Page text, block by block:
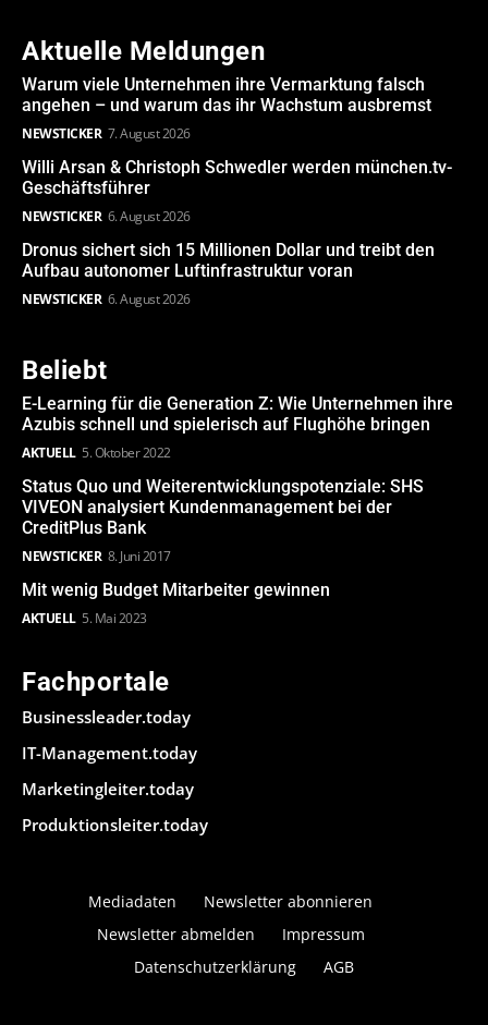
Aktuelle Meldungen
Warum viele Unternehmen ihre Vermarktung falsch
angehen – und warum das ihr Wachstum ausbremst
NEWSTICKER 7. August 2026
Willi Arsan & Christoph Schwedler werden münchen.tv-
Geschäftsführer
NEWSTICKER 6. August 2026
Dronus sichert sich 15 Millionen Dollar und treibt den
Aufbau autonomer Luftinfrastruktur voran
NEWSTICKER 6. August 2026
Beliebt
E-Learning für die Generation Z: Wie Unternehmen ihre
Azubis schnell und spielerisch auf Flughöhe bringen
AKTUELL 5. Oktober 2022
Status Quo und Weiterentwicklungspotenziale: SHS
VIVEON analysiert Kundenmanagement bei der
CreditPlus Bank
NEWSTICKER 8. Juni 2017
Mit wenig Budget Mitarbeiter gewinnen
AKTUELL 5. Mai 2023
Fachportale
Businessleader.today
IT-Management.today
Marketingleiter.today
Produktionsleiter.today
Mediadaten
Newsletter abonnieren
Newsletter abmelden
Impressum
Datenschutzerklärung
AGB